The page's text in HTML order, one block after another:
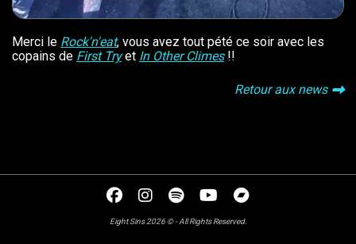
Merci le Rock'n'eat, vous avez tout pété ce soir avec les
copains de First Tryet In Other Climes!!
Retour aux news
Eight Sins 2026 © - All Rights Reserved.